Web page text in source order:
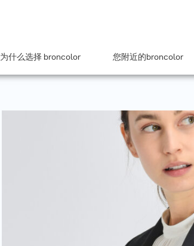
为什么选择 broncolor 您附近的broncolor